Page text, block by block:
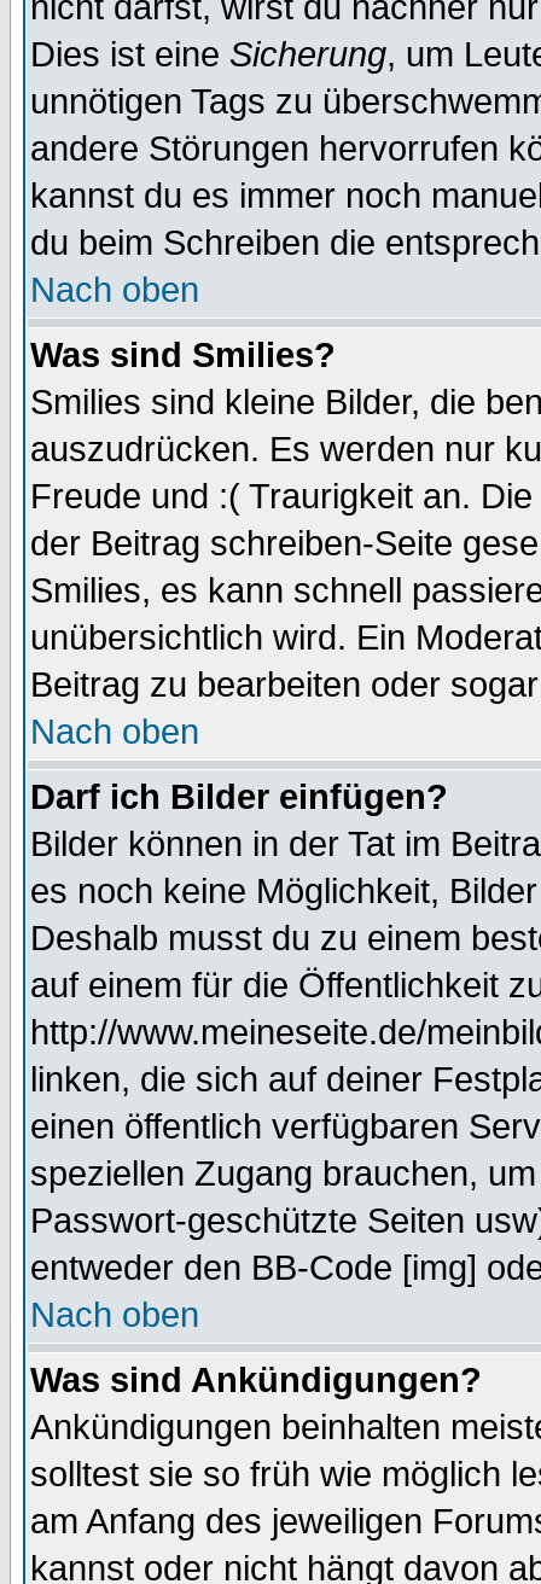
Dies ist eine Sicherung, um
unnötigen Tags zu
andere Störungen hervorrufen
kannst du es immer noch
du beim Schreiben die
Nach oben
Was sind Smilies?
Smilies sind kleine Bilder, die
auszudrücken. Es werden nur
Freude und :( Traurigkeit an.
der Beitrag schreiben-Seite
Smilies, es kann schnell
unübersichtlich wird. Ein
Beitrag zu bearbeiten oder
Nach oben
Darf ich Bilder einfügen?
Bilder können in der Tat im
es noch keine Möglichkeit,
Deshalb musst du zu einem
auf einem für die Öffentlichkeit
http://www.meineseite.de/
linken, die sich auf deiner
einen öffentlich verfügbaren
speziellen Zugang brauchen,
Passwort-geschützte Seiten
entweder den BB-Code [img]
Nach oben
Was sind Ankündigungen?
Ankündigungen beinhalten
solltest sie so früh wie möglich
am Anfang des jeweiligen
kannst oder nicht hängt davon